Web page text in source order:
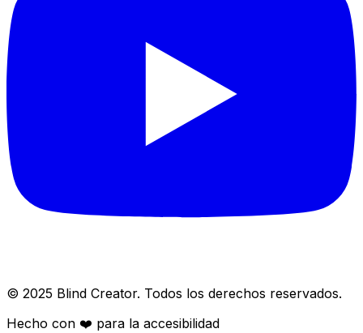
© 2025 Blind Creator. Todos los derechos reservados.
Hecho con ❤️ para la accesibilidad